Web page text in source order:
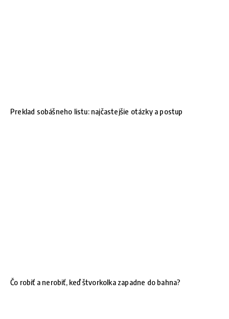
Preklad sobášneho listu: najčastejšie otázky a postup
Čo robiť a nerobiť, keď štvorkolka zapadne do bahna?